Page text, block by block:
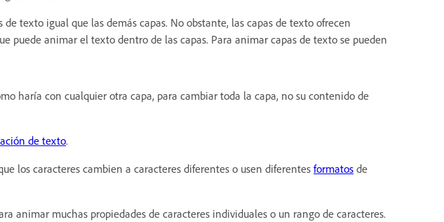
de texto igual que las demás capas. No obstante, las capas de texto ofrecen
puede animar el texto dentro de las capas. Para animar capas de texto se pueden
haría con cualquier otra capa, para cambiar toda la capa, no su contenido de
de texto.
los caracteres cambien a caracteres diferentes o usen diferentesformatos de
animar muchas propiedades de caracteres individuales o un rango de caracteres.